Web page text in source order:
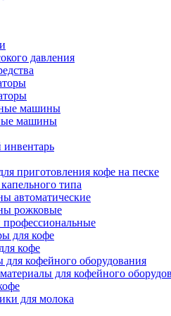
давления
машины
машины
приготовления кофе на песке
типа
автоматические
рожковые
для кофе
кофе
для кофейного оборудования
для кофейного
для молока